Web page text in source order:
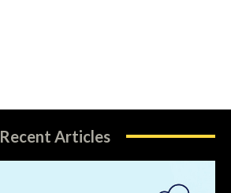
Recent Articles